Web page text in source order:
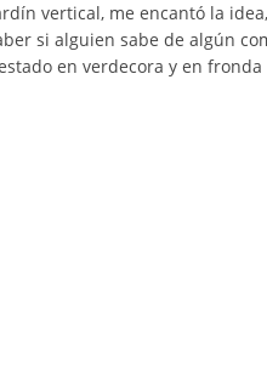
vertical, me encantó la
si alguien sabe de algún
en verdecora y en